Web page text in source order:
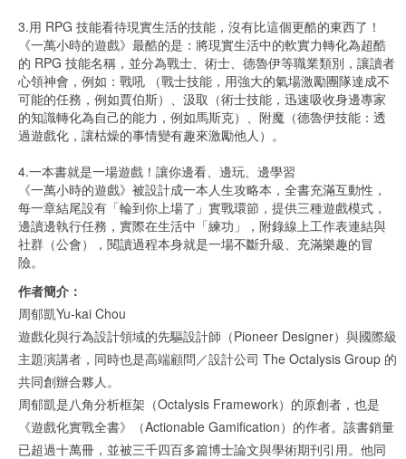
3.用 RPG 技能看待現實生活的技能，沒有比這個更酷的東西了！
《一萬小時的遊戲》最酷的是：將現實生活中的軟實力轉化為超酷
的 RPG 技能名稱，並分為戰士、術士、德魯伊等職業類別，讓讀者
心領神會，例如：戰吼 （戰士技能，用強大的氣場激勵團隊達成不
可能的任務，例如賈伯斯）、汲取（術士技能，迅速吸收身邊專家
的知識轉化為自己的能力，例如馬斯克）、附魔（德魯伊技能：透
過遊戲化，讓枯燥的事情變有趣來激勵他人）。
4.一本書就是一場遊戲！讓你邊看、邊玩、邊學習
《一萬小時的遊戲》被設計成一本人生攻略本，全書充滿互動性，
每一章結尾設有「輪到你上場了」實戰環節，提供三種遊戲模式，
邊讀邊執行任務，實際在生活中「練功」，附錄線上工作表連結與
社群（公會），閱讀過程本身就是一場不斷升級、充滿樂趣的冒
險。
作者簡介：
周郁凱Yu-kai Chou
遊戲化與行為設計領域的先驅設計師（Pioneer Designer）與國際級
主題演講者，同時也是高端顧問／設計公司 The Octalysis Group 的
共同創辦合夥人。
周郁凱是八角分析框架（Octalysis Framework）的原創者，也是
《遊戲化實戰全書》（Actionable Gamification）的作者。該書銷量
已超過十萬冊，並被三千四百多篇博士論文與學術期刊引用。他同